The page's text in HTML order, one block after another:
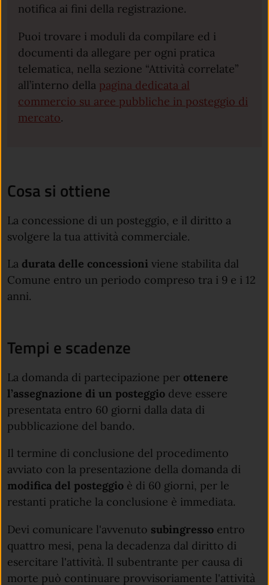
notifica ai fini della registrazione.
Puoi trovare i moduli da compilare ed i
documenti da allegare per ogni pratica
telematica, nella sezione “Attività correlate”
all’interno della pagina dedicata al
commercio su aree pubbliche in posteggio di
mercato.
Cosa si ottiene
La concessione di un posteggio, e il diritto a
svolgere la tua attività commerciale.
La durata delle concessioni viene stabilita dal
Comune entro un periodo compreso tra i 9 e i 12
anni.
Tempi e scadenze
La domanda di partecipazione per ottenere
l’assegnazione di un posteggio deve essere
presentata entro 60 giorni dalla data di
pubblicazione del bando.
Il termine di conclusione del procedimento
avviato con la presentazione della domanda di
modifica del posteggio è di 60 giorni, per le
restanti pratiche la conclusione è immediata.
Devi comunicare l'avvenuto subingresso entro
quattro mesi, pena la decadenza dal diritto di
esercitare l'attività. Il subentrante per causa di
morte può continuare provvisoriamente l'attività